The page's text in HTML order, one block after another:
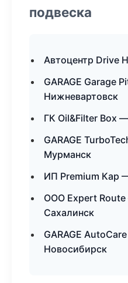
подвеска
Автоцентр Drive
GARAGE Garage
Нижневартовск
ГК Oil&Filter Box
GARAGE
Мурманск
ИП Premium Кар
ООО Expert
Сахалинск
GARAGE
Новосибирск